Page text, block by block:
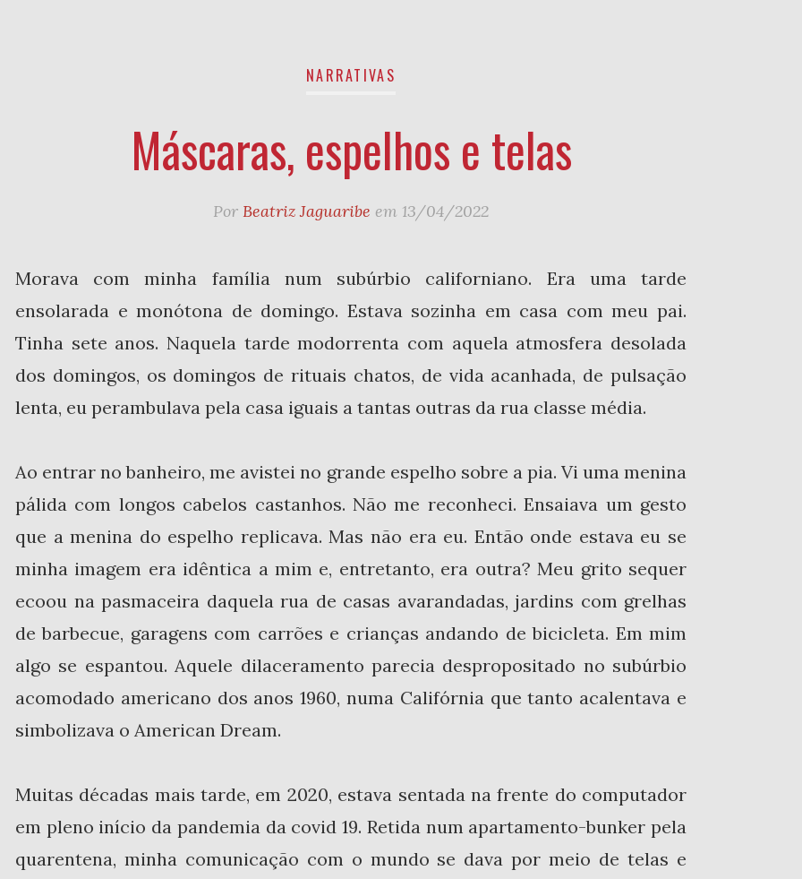
NARRATIVAS
Máscaras, espelhos e telas
Por Beatriz Jaguaribe em 13/04/2022
Morava com minha família num subúrbio californiano. Era uma tarde
ensolarada e monótona de domingo. Estava sozinha em casa com meu pai.
Tinha sete anos. Naquela tarde modorrenta com aquela atmosfera desolada
dos domingos, os domingos de rituais chatos, de vida acanhada, de pulsação
lenta, eu perambulava pela casa iguais a tantas outras da rua classe média.
Ao entrar no banheiro, me avistei no grande espelho sobre a pia. Vi uma menina
pálida com longos cabelos castanhos. Não me reconheci. Ensaiava um gesto
que a menina do espelho replicava. Mas não era eu. Então onde estava eu se
minha imagem era idêntica a mim e, entretanto, era outra? Meu grito sequer
ecoou na pasmaceira daquela rua de casas avarandadas, jardins com grelhas
de barbecue, garagens com carrões e crianças andando de bicicleta. Em mim
algo se espantou. Aquele dilaceramento parecia despropositado no subúrbio
acomodado americano dos anos 1960, numa Califórnia que tanto acalentava e
simbolizava o American Dream.
Muitas décadas mais tarde, em 2020, estava sentada na frente do computador
em pleno início da pandemia da covid 19. Retida num apartamento-bunker pela
quarentena, minha comunicação com o mundo se dava por meio de telas e